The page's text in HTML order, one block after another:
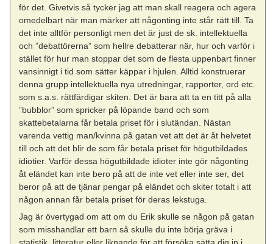
för det. Givetvis så tycker jag att man skall reagera och agera
omedelbart när man märker att någonting inte står rätt till. Ta
det inte alltför personligt men det är just de sk. intellektuella
och ”debattörerna” som hellre debatterar när, hur och varför i
stället för hur man stoppar det som de flesta uppenbart finner
vansinnigt i tid som sätter käppar i hjulen. Alltid konstruerar
denna grupp intellektuella nya utredningar, rapporter, ord etc.
som s.a.s. rättfärdigar skiten. Det är bara att ta en titt på alla
”bubblor” som spricker på löpande band och som
skattebetalarna får betala priset för i slutändan. Nästan
varenda vettig man/kvinna på gatan vet att det är åt helvetet
till och att det blir de som får betala priset för högutbildades
idiotier. Varför dessa högutbildade idioter inte gör någonting
åt eländet kan inte bero på att de inte vet eller inte ser, det
beror på att de tjänar pengar på eländet och skiter totalt i att
någon annan får betala priset för deras lekstuga.
Jag är övertygad om att om du Erik skulle se någon på gatan
som misshandlar ett barn så skulle du inte börja gräva i